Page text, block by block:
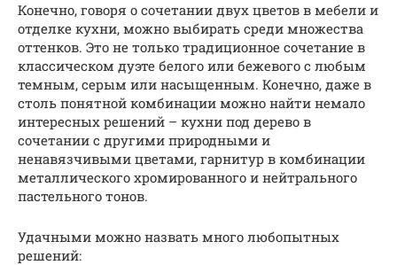
Конечно, говоря о сочетании двух цветов в мебели и
отделке кухни, можно выбирать среди множества
оттенков. Это не только традиционное сочетание в
классическом дуэте белого или бежевого с любым
темным, серым или насыщенным. Конечно, даже в
столь понятной комбинации можно найти немало
интересных решений – кухни под дерево в
сочетании с другими природными и
ненавязчивыми цветами, гарнитур в комбинации
металлического хромированного и нейтрального
пастельного тонов.
Удачными можно назвать много любопытных
решений: